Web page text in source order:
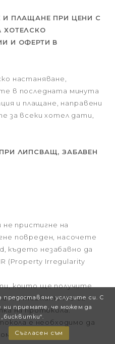
И ПЛАЩАНЕ ПРИ ЦЕНИ С
ХОТЕЛСКО
И ОФЕРТИ В
настаняване,
в последната минута
и плащане, направени
за всеки хотел дати,
ЛИПСВАЩ, ЗАБАВЕН
не пристигне на
повреден, насочете
където незабавно да
(Property Irregularity
които ще получите
тъй като те са
на протокола.
е необходимо да
предоставяме услугите си. С
ни приемате, че можем да
Съгласен съм